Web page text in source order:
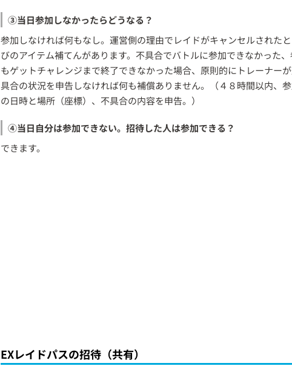
③当日参加しなかったらどうなる？
参加しなければ何もなし。運営側の理由でレイドがキャンセルされた
びのアイテム補てんがあります。不具合でバトルに参加できなかった
もゲットチャレンジまで終了できなかった場合、原則的にトレーナー
具合の状況を申告しなければ何も補償ありません。（４８時間以内、
の日時と場所（座標）、不具合の内容を申告。）
④当日自分は参加できない。招待した人は参加できる？
できます。
EXレイドパスの招待（共有）